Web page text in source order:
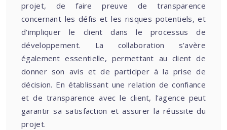
projet, de faire preuve de transparence
concernant les défis et les risques potentiels, et
d’impliquer le client dans le processus de
développement. La collaboration s’avère
également essentielle, permettant au client de
donner son avis et de participer à la prise de
décision. En établissant une relation de confiance
et de transparence avec le client, l’agence peut
garantir sa satisfaction et assurer la réussite du
projet.